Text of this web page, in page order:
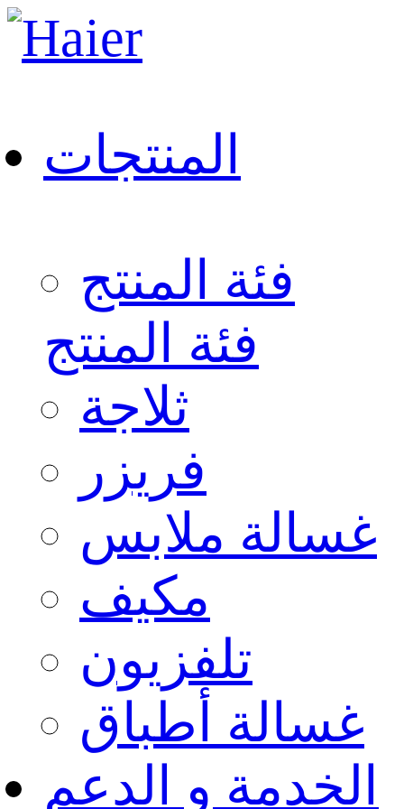
المنتجات
فئة المنتج
فئة المنتج
ثلاجة
فريزر
غسالة ملابس
مكيف
تلفزيون
غسالة أطباق
الخدمة و الدعم